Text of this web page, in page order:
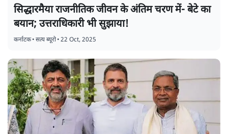
सिद्धारमैया राजनीतिक जीवन के अंतिम चरण में- बेटे का
बयान; उत्तराधिकारी भी सुझाया!
कर्नाटक•सत्य ब्यूरो•22 Oct, 2025